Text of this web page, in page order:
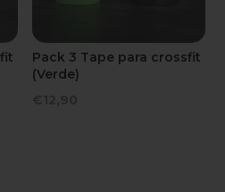
Pack 3 Tape para crossfit
(Verde)